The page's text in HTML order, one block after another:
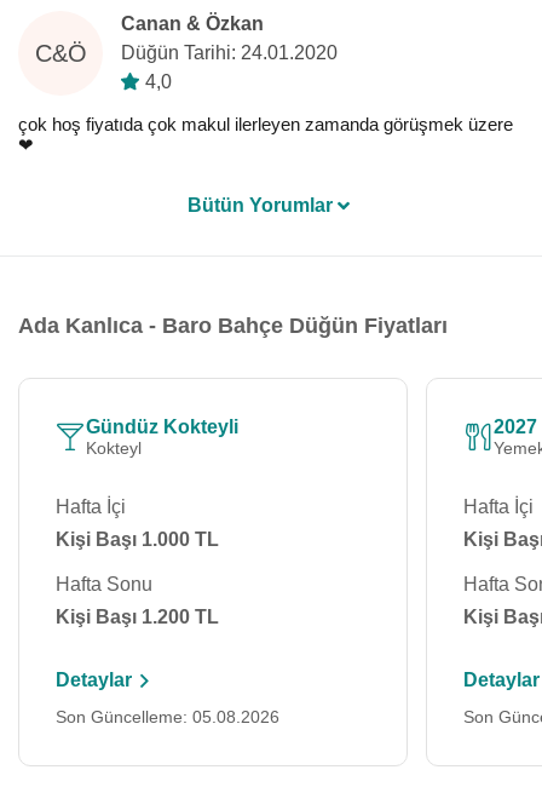
C&Ö
Canan & Özkan
Düğün Tarihi: 24.01.2020
4,0
çok hoş fiyatıda çok makul ilerleyen zamanda görüşmek üzere
❤️
Bütün Yorumlar
Ada Kanlıca - Baro Bahçe Düğün Fiyatları
Gündüz Kokteyli
Kokteyl
Hafta İçi
Kişi Başı 1.000 TL
Hafta Sonu
Kişi Başı 1.200 TL
Detaylar
Son Güncelleme: 05.08.2026
2027
Hafta İçi
Kişi
Hafta
Kişi
Detaylar
Son